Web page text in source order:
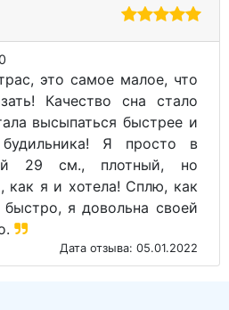
это самое малое, что
Качество сна стало
высыпаться быстрее и
Я просто в
29 см., плотный, но
как я и хотела! Сплю, как
я довольна своей
Дата отзыва: 05.01.2022